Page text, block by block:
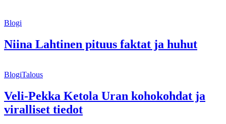
Blogi
Niina Lahtinen pituus faktat ja huhut
BlogiTalous
Veli-Pekka Ketola Uran kohokohdat ja
viralliset tiedot